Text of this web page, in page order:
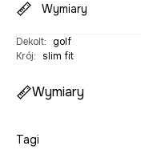
Wymiary
Dekolt:
golf
Krój: slim fit
Wymiary
Tagi